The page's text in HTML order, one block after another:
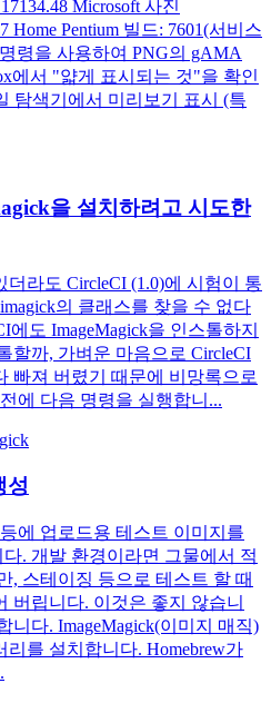
Microsoft 사진
Home Pentium 빌드: 7601(서비스
령을 사용하여 PNG의 gAMA
에서 "얇게 표시되는 것"을 확인
탐색기에서 미리보기 표시 (특
을 설치하려고 시도한
라도 CircleCI (1.0)에 시험이 통
의 클래스를 찾을 수 없다
도 ImageMagick을 인스톨하지
할까, 가벼운 마음으로 CircleCI
빠져 버렸기 때문에 비망록으로
에 다음 명령을 실행합니...
성
에 업로드용 테스트 이미지를
. 개발 환경이라면 그물에서 적
, 스테이징 등으로 테스트 할 때
버립니다. 이것은 좋지 않습니
니다. ImageMagick(이미지 매직)
를 설치합니다. Homebrew가